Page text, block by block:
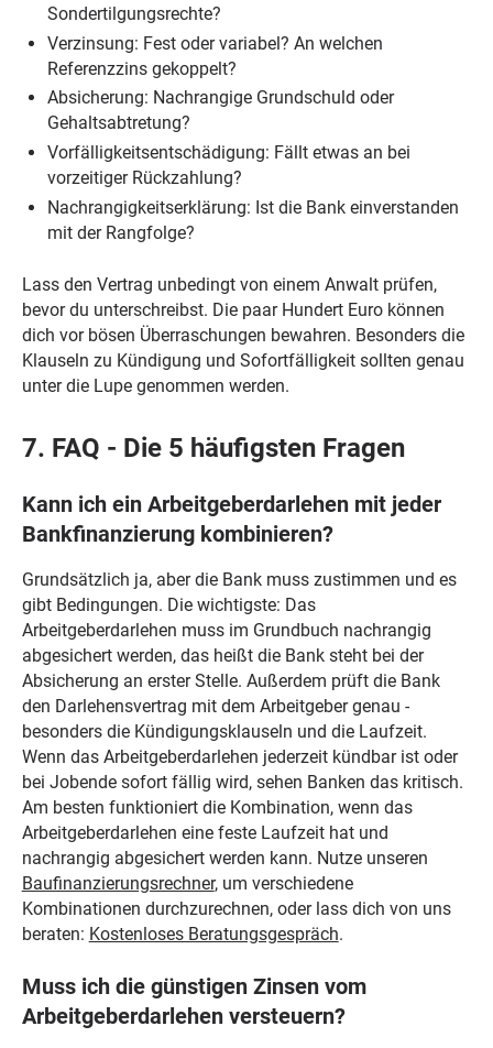
Sondertilgungsrechte?
Verzinsung: Fest oder variabel? An welchen
Referenzzins gekoppelt?
Absicherung: Nachrangige Grundschuld oder
Gehaltsabtretung?
Vorfälligkeitsentschädigung: Fällt etwas an bei
vorzeitiger Rückzahlung?
Nachrangigkeitserklärung: Ist die Bank einverstanden
mit der Rangfolge?
Lass den Vertrag unbedingt von einem Anwalt prüfen,
bevor du unterschreibst. Die paar Hundert Euro können
dich vor bösen Überraschungen bewahren. Besonders die
Klauseln zu Kündigung und Sofortfälligkeit sollten genau
unter die Lupe genommen werden.
7. FAQ - Die 5 häufigsten Fragen
Kann ich ein Arbeitgeberdarlehen mit jeder
Bankfinanzierung kombinieren?
Grundsätzlich ja, aber die Bank muss zustimmen und es
gibt Bedingungen. Die wichtigste: Das
Arbeitgeberdarlehen muss im Grundbuch nachrangig
abgesichert werden, das heißt die Bank steht bei der
Absicherung an erster Stelle. Außerdem prüft die Bank
den Darlehensvertrag mit dem Arbeitgeber genau -
besonders die Kündigungsklauseln und die Laufzeit.
Wenn das Arbeitgeberdarlehen jederzeit kündbar ist oder
bei Jobende sofort fällig wird, sehen Banken das kritisch.
Am besten funktioniert die Kombination, wenn das
Arbeitgeberdarlehen eine feste Laufzeit hat und
nachrangig abgesichert werden kann. Nutze unseren
Baufinanzierungsrechner, um verschiedene
Kombinationen durchzurechnen, oder lass dich von uns
beraten: Kostenloses Beratungsgespräch.
Muss ich die günstigen Zinsen vom
Arbeitgeberdarlehen versteuern?